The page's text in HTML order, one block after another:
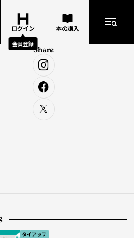
ログイン
会員登録
本の購入
Share
タイアップ